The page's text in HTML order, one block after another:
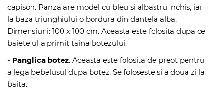
capison. Panza are model cu bleu si albastru inchis, iar
la baza triunghiului o bordura din dantela alba.
Dimensiuni: 100 x 100 cm. Aceasta este folosita dupa ce
baietelul a primit taina botezului.
- Panglica botez. Aceasta este folosita de preot pentru
a lega bebelusul dupa botez. Se foloseste si a doua zi la
baita.